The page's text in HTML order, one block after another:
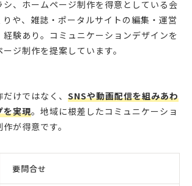
シ、ホームページ制作を得意としている会
や、雑誌・ポータルサイトの編集・運営
経験あり。コミュニケーションデザインを
ジ制作を提案しています。
けではなく、 SNSや動画配信を組みあわ
を実現。地域に根差したコミュニケーショ
が得意です。
要問合せ